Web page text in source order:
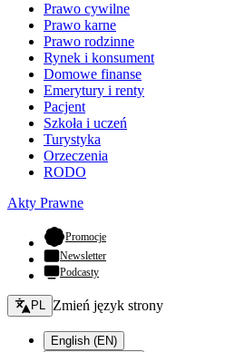
Prawo cywilne
Prawo karne
Prawo rodzinne
Rynek i konsument
Domowe finanse
Emerytury i renty
Pacjent
Szkoła i uczeń
Turystyka
Orzeczenia
RODO
Akty Prawne
Promocje- otwiera się w nowej karcie
Newsletter
Podcasty
Zmień język - bieżący:
PL Zmień język strony
English (EN)